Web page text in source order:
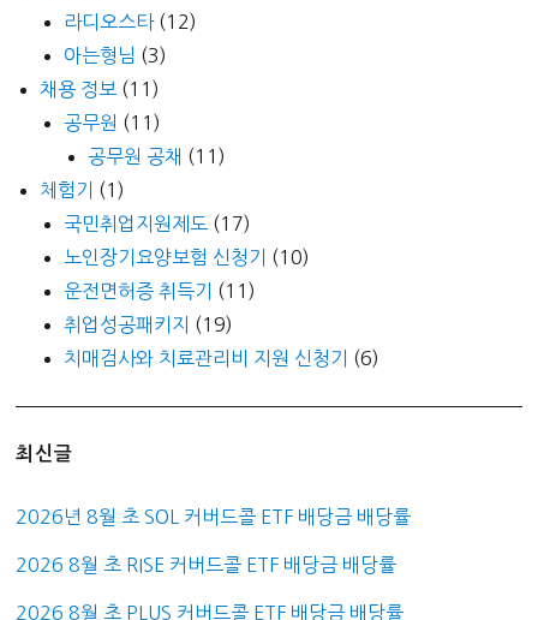
라디오스타(12)
아는형님 (3)
채용 정보 (11)
공무원 (11)
공무원 공채 (11)
체험기
(1)
국민취업지원제도 (17)
노인장기요양보험 신청기
(10)
운전면허증 취득기
(11)
취업성공패키지
(19)
치매검사와 치료관리비 지원 신청기
(6)
최신글
2026년 8월 초 SOL 커버드콜 ETF 배당금 배당률
2026 8월 초 RISE 커버드콜 ETF 배당금 배당률
2026 8월 초 PLUS 커버드콜 ETF 배당금 배당률